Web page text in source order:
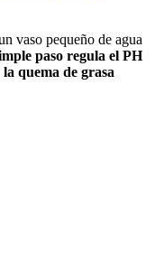
vaso pequeño de agua
paso regula el PH
quema de grasa